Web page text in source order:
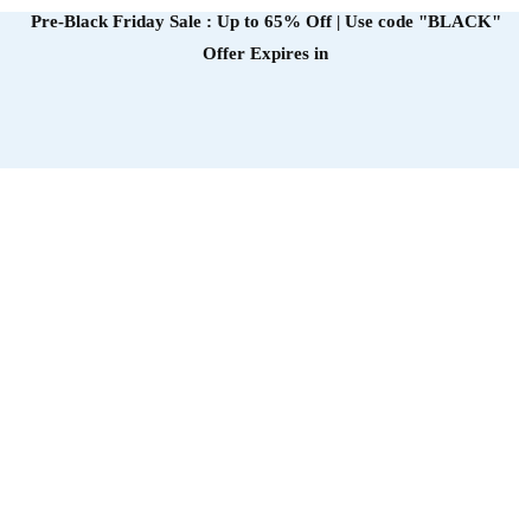
Pre-Black Friday Sale : Up to 65% Off | Use code "BLACK"
Offer Expires in